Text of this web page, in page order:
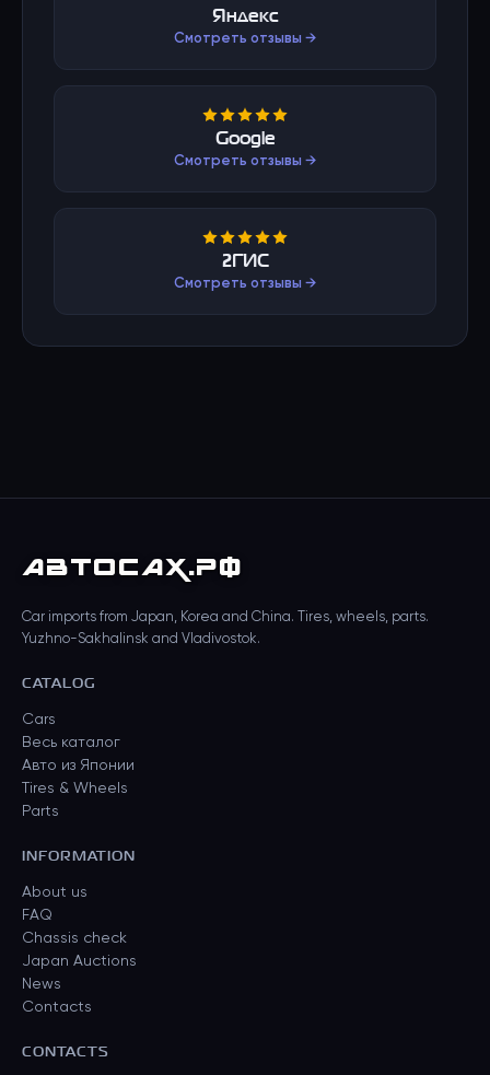
Яндекс
Смотреть отзывы →
Google
Смотреть отзывы →
2ГИС
Смотреть отзывы →
АВТОСАХ.РФ
Car imports from Japan, Korea and China. Tires, wheels, parts.
Yuzhno-Sakhalinsk and Vladivostok.
CATALOG
Cars
Весь каталог
Авто из Японии
Tires & Wheels
Parts
INFORMATION
About us
FAQ
Chassis check
Japan Auctions
News
Contacts
CONTACTS